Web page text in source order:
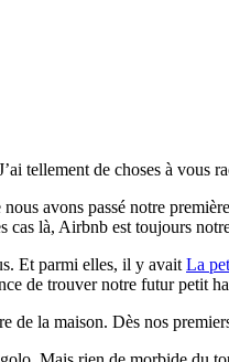
tellement de choses à vous
avons passé notre
cas là, Airbnb est toujours
Et parmi elles, il y avaitLa
de trouver notre futur
la maison. Dès nos